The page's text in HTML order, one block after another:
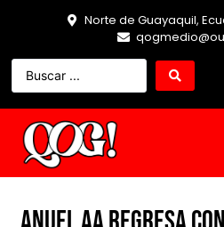
Norte de Guayaquil,